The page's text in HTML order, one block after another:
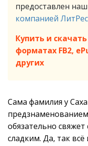
предоставлен
компанией ЛитРес
Купить и
форматах FB2,
других
Сама фамилия у
обязательно
сладким. Да, так всё